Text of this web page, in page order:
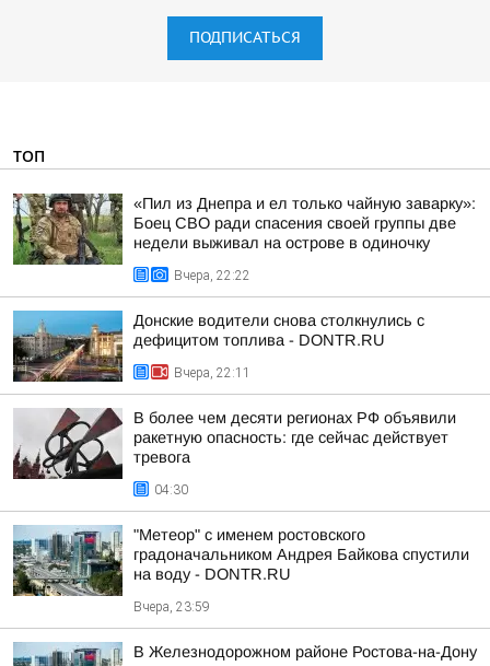
ПОДПИСАТЬСЯ
ТОП
«Пил из Днепра и ел только чайную заварку»:
Боец СВО ради спасения своей группы две
недели выживал на острове в одиночку
Вчера, 22:22
Донские водители снова столкнулись с
дефицитом топлива - DONTR.RU
Вчера, 22:11
В более чем десяти регионах РФ объявили
ракетную опасность: где сейчас действует
тревога
04:30
"Метеор" с именем ростовского
градоначальником Андрея Байкова спустили
на воду - DONTR.RU
Вчера, 23:59
В Железнодорожном районе Ростова-на-Дону